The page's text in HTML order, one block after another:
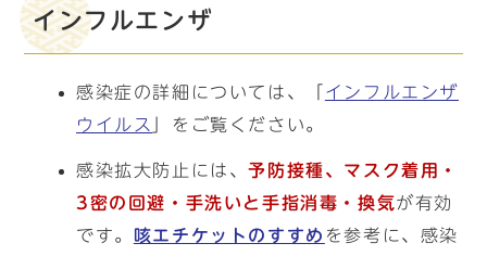
インフルエンザ
感染症の詳細については、「インフルエンザ
ウイルス
」をご覧ください。
感染拡大防止には、予防接種、マスク着用・
3密の回避・手洗いと手指消毒・換気が有効
です。 咳エチケットのすすめ を参考に、感染